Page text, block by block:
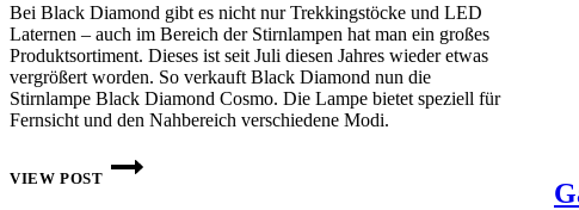
Bei Black Diamond gibt es nicht nur Trekkingstöcke und LED
Laternen – auch im Bereich der Stirnlampen hat man ein großes
Produktsortiment. Dieses ist seit Juli diesen Jahres wieder etwas
vergrößert worden. So verkauft Black Diamond nun die
Stirnlampe Black Diamond Cosmo. Die Lampe bietet speziell für
Fernsicht und den Nahbereich verschiedene Modi.
VIEW POST
NEUE
STIRNLAMPE